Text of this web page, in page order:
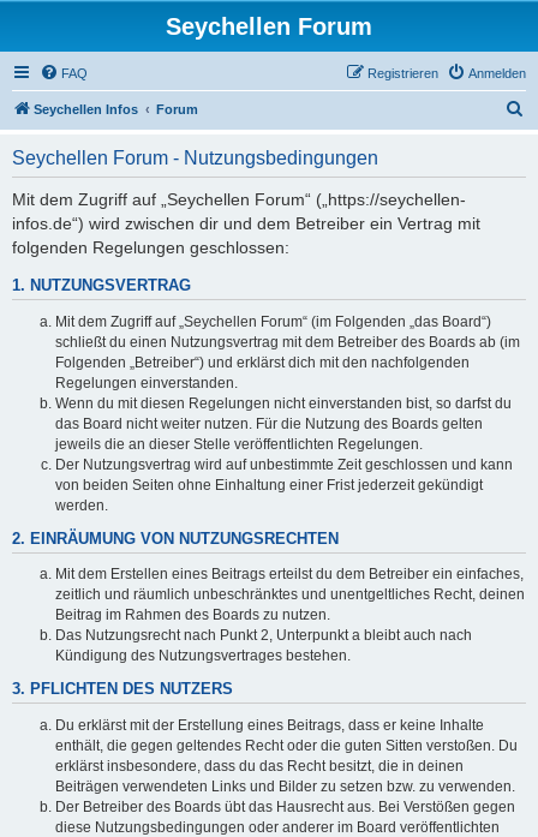
Seychellen Forum
FAQ Anmelden
Registrieren
Seychellen Infos Forum
Seychellen Forum - Nutzungsbedingungen
Mit dem Zugriff auf „Seychellen Forum“ („https://seychellen-
infos.de“) wird zwischen dir und dem Betreiber ein Vertrag mit
folgenden Regelungen geschlossen:
1. NUTZUNGSVERTRAG
Mit dem Zugriff auf „Seychellen Forum“ (im Folgenden „das Board“)
schließt du einen Nutzungsvertrag mit dem Betreiber des Boards ab (im
Folgenden „Betreiber“) und erklärst dich mit den nachfolgenden
Regelungen einverstanden.
Wenn du mit diesen Regelungen nicht einverstanden bist, so darfst du
das Board nicht weiter nutzen. Für die Nutzung des Boards gelten
jeweils die an dieser Stelle veröffentlichten Regelungen.
Der Nutzungsvertrag wird auf unbestimmte Zeit geschlossen und kann
von beiden Seiten ohne Einhaltung einer Frist jederzeit gekündigt
werden.
2. EINRÄUMUNG VON NUTZUNGSRECHTEN
Mit dem Erstellen eines Beitrags erteilst du dem Betreiber ein einfaches,
zeitlich und räumlich unbeschränktes und unentgeltliches Recht, deinen
Beitrag im Rahmen des Boards zu nutzen.
Das Nutzungsrecht nach Punkt 2, Unterpunkt a bleibt auch nach
Kündigung des Nutzungsvertrages bestehen.
3. PFLICHTEN DES NUTZERS
Du erklärst mit der Erstellung eines Beitrags, dass er keine Inhalte
enthält, die gegen geltendes Recht oder die guten Sitten verstoßen. Du
erklärst insbesondere, dass du das Recht besitzt, die in deinen
Beiträgen verwendeten Links und Bilder zu setzen bzw. zu verwenden.
Der Betreiber des Boards übt das Hausrecht aus. Bei Verstößen gegen
diese Nutzungsbedingungen oder anderer im Board veröffentlichten